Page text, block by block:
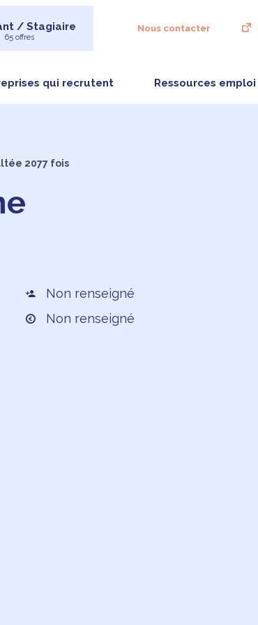
/ Stagiaire
65 offres
Nous contacter
qui recrutent Ressources emploi
2077 fois
Non renseigné
Non renseigné